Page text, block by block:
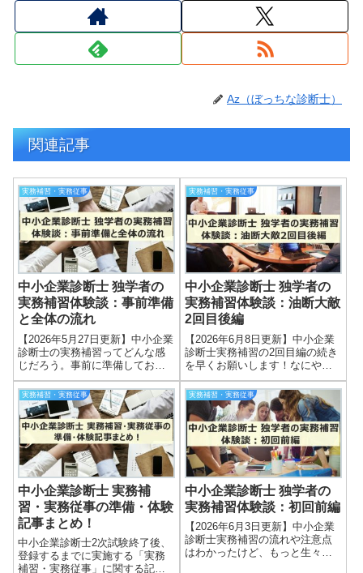
Az（ぼっちな診断士）
関連記事
実務補習・実務従事
中小企業診断士 独学者の
実務補習体験談：事前準備
と全体の流れ
【2026年5月27日更新】中小企業
診断士の実務補習ってどんな感
じだろう。事前に準備しておく
ことや注意点とかはあるのだろ
うか？中小企業診断士試験に合
格した後、中小企業診断士とし
て登録するには実務補習または
実務従事に15日以上に参加する
必要が...
実務補習・実務従事
中小企業診断士 独学者の
実務補習体験談：油断大敵
2回目後編
【2026年6月8日更新】中小企業
診断士実務補習の2回目編の続き
を早くお願いします！なにやら
ひどい目に遭ったとか・・・？
中小企業診断士の実務補習につ
いて、2回目の体験記事を本ブロ
グで紹介しました※。本記事は
その後編になります。前回は事
前準備...
実務補習・実務従事
中小企業診断士 実務補
習・実務従事の準備・体験
記事まとめ！
中小企業診断士2次試験終了後、
登録するまでに実施する「実務
補習・実務従事」に関する記事
実務補習・実務従事
中小企業診断士 独学者の
実務補習体験談：初回前編
【2026年6月3日更新】中小企業
診断士実務補習の流れや注意点
はわかったけど、もっと生々し